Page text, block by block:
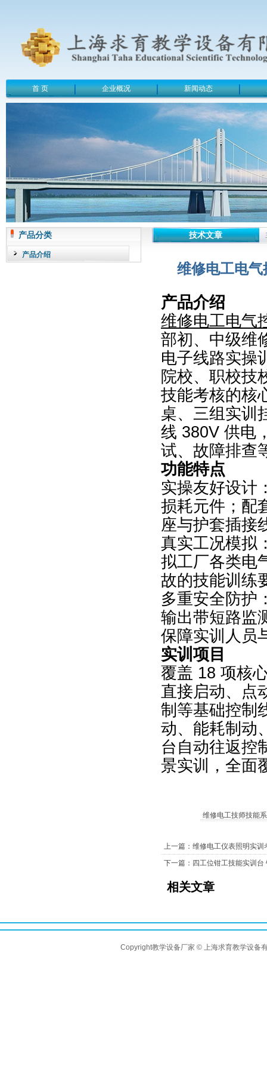
首 页 企业概况 新闻动态
产品分类
产品介绍
技术文章
维修电工电
产品介绍
维修电工电气
部初、中级维
电子线路实操
院校、职校技
技能考核的核
桌、三组实训
线 380V 供电
试、故障排查
功能特点
实操友好设计
损耗元件；配
座与护套插接
真实工况模拟
拟工厂各类电
故的技能训练
多重安全防护
输出带短路监
保障实训人员
实训项目
覆盖 18 项核
直接启动、点
制等基础控制
动、能耗制动
台自动往返控
景实训，全面
维修电工技师技能
上一篇：维修电工仪表照明实
下一篇：四工位钳工技能实训台
相关文章
Copyright教学设备厂家 © 上海求育教学设备